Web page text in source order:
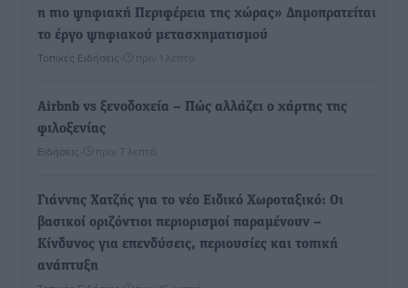
η πιο ψηφιακή Περιφέρεια της χώρας» Δημοπρατείται
το έργο ψηφιακού μετασχηματισμού
Τοπικές Ειδήσεις πριν 1 λεπτό
Airbnb vs ξενοδοχεία – Πώς αλλάζει ο χάρτης της
φιλοξενίας
Ειδήσεις πριν 7 λεπτά
Γιάννης Χατζής για το νέο Ειδικό Χωροταξικό: Οι
βασικοί οριζόντιοι περιορισμοί παραμένουν –
Κίνδυνος για επενδύσεις, περιουσίες και τοπική
ανάπτυξη